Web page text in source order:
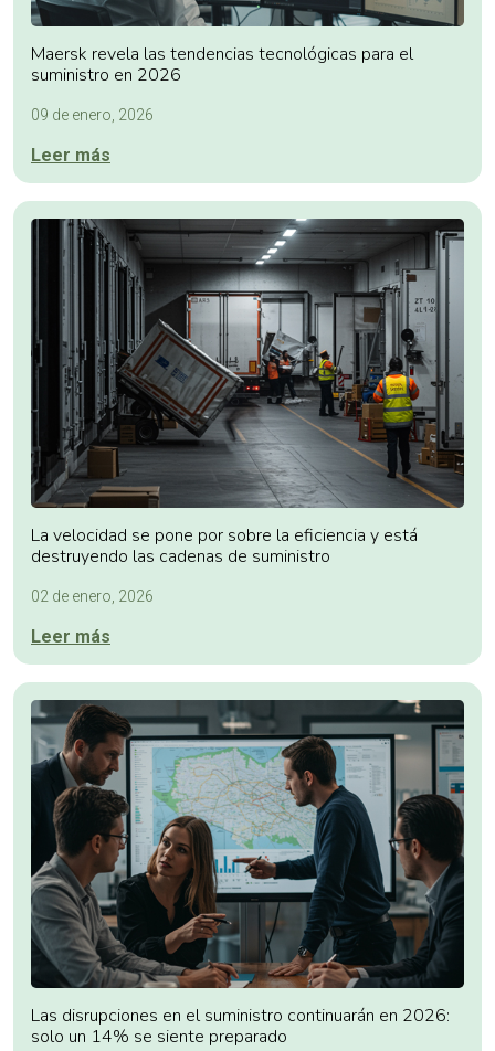
Maersk revela las tendencias tecnológicas para el
suministro en 2026
09 de enero, 2026
Leer más
La velocidad se pone por sobre la eficiencia y está
destruyendo las cadenas de suministro
02 de enero, 2026
Leer más
Las disrupciones en el suministro continuarán en 2026:
solo un 14% se siente preparado